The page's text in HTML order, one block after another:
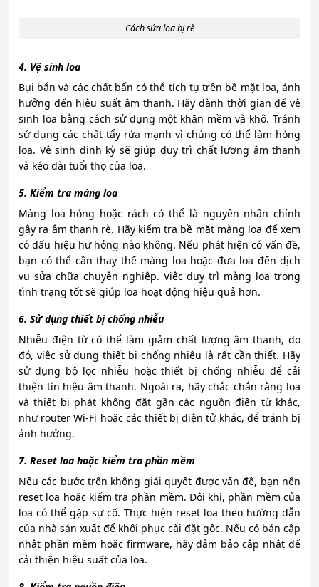
Cách sửa loa bị rè
4. Vệ sinh loa
Bụi bẩn và các chất bẩn có thể tích tụ trên bề mặt loa, ảnh
hưởng đến hiệu suất âm thanh. Hãy dành thời gian để vệ
sinh loa bằng cách sử dụng một khăn mềm và khô. Tránh
sử dụng các chất tẩy rửa mạnh vì chúng có thể làm hỏng
loa. Vệ sinh định kỳ sẽ giúp duy trì chất lượng âm thanh
và kéo dài tuổi thọ của loa.
5. Kiểm tra màng loa
Màng loa hỏng hoặc rách có thể là nguyên nhân chính
gây ra âm thanh rè. Hãy kiểm tra bề mặt màng loa để xem
có dấu hiệu hư hỏng nào không. Nếu phát hiện có vấn đề,
bạn có thể cần thay thế màng loa hoặc đưa loa đến dịch
vụ sửa chữa chuyên nghiệp. Việc duy trì màng loa trong
tình trạng tốt sẽ giúp loa hoạt động hiệu quả hơn.
6. Sử dụng thiết bị chống nhiễu
Nhiễu điện từ có thể làm giảm chất lượng âm thanh, do
đó, việc sử dụng thiết bị chống nhiễu là rất cần thiết. Hãy
sử dụng bộ lọc nhiễu hoặc thiết bị chống nhiễu để cải
thiện tín hiệu âm thanh. Ngoài ra, hãy chắc chắn rằng loa
và thiết bị phát không đặt gần các nguồn điện từ khác,
như router Wi-Fi hoặc các thiết bị điện tử khác, để tránh bị
ảnh hưởng.
7. Reset loa hoặc kiểm tra phần mềm
Nếu các bước trên không giải quyết được vấn đề, bạn nên
reset loa hoặc kiểm tra phần mềm. Đôi khi, phần mềm của
loa có thể gặp sự cố. Thực hiện reset loa theo hướng dẫn
của nhà sản xuất để khôi phục cài đặt gốc. Nếu có bản cập
nhật phần mềm hoặc firmware, hãy đảm bảo cập nhật để
cải thiện hiệu suất của loa.